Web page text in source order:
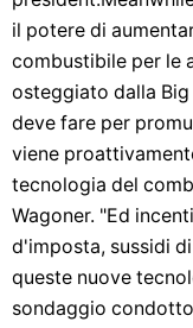
il potere di
combustibile per le
osteggiato dalla
deve fare per
viene
tecnologia del
Wagoner. "Ed
d'imposta, sussidi
queste nuove
sondaggio